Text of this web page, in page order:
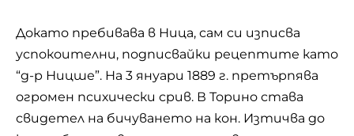
Докато пребивава в Ница, сам си изписва
успокоителни, подписвайки рецептите като
“д-р Ницше”. На 3 януари 1889 г. претърпява
огромен психически срив. В Торино става
свидетел на бичуването на кон. Изтичва до